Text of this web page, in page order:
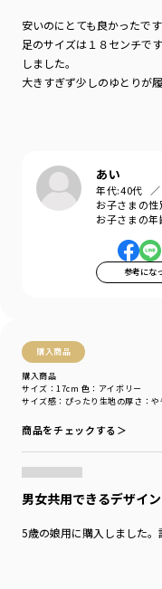
安いのにとても良かったです
足のサイズは１８センチで
しました。
大きすぎず少しのゆとりが
あい
年代:40代
お子さまの性
お子さまの
参考にな
購入商品
購入商品
サイズ感 ：ぴったり 生地の厚さ ：
サイズ：17cm 色：アイボリー
商品をチェックする＞
男女共用できるデザイン
5歳の娘用に購入しました
志水剛志氏監修の
②浮き指防止
かかと重心や猫背
③内倒れを防ぐ傾
⑤大きく開く履き口
履き口がガバっと
さらに・・・ベロ
通園通学アイテ
またベロ部分は
お子さまが自分
カラー
性別タイプ
商品番号
／